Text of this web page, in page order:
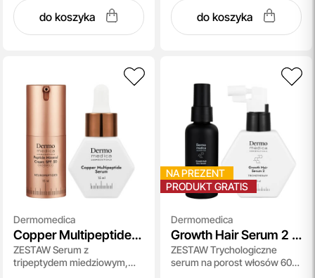
do koszyka do koszyka
Dermomedica
Copper Multipeptide
Serum + Peptide
Mineral Cream SPF 50
ZESTAW Serum z
tripeptydem miedziowym,
NA PREZENT
PRODUKT GRATIS
Dermomedica
Growth Hair Serum 2 +
Growth Hair Zinc
Serum
ZESTAW Trychologiczne
serum na porost włosów 60